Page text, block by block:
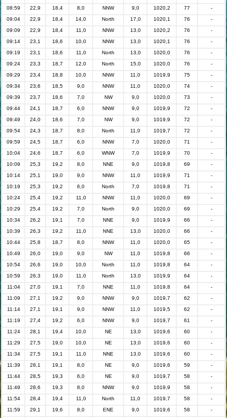
08:59
22,9 18,4 8,0 NNW 9,0 1020,2 77
-
09:04
22,9 18,4 14,0 North 17,0 1020,1 76
-
09:09
22,9 18,4 11,0 NNW 13,0 1020,2 76
-
09:14
23,1 18,6 10,0 NNW 13,0 1020,1 76
-
09:19
23,1 18,6 11,0 North 13,0 1020,0 76
-
09:24
23,3 18,7 12,0 North 15,0 1020,0 76
-
09:29
23,4 18,8 10,0 NNW 11,0 1019,9 75
-
09:34
23,6 18,5 9,0 NNW 11,0 1020,0 74
-
09:39
23,7 18,6 7,0 NW 9,0 1020,0 73
-
09:44
24,1 18,7 6,0 NNW 9,0 1019,9 72
-
09:49
24,0 18,6 7,0 NW 9,0 1019,9 72
-
09:54
24,3 18,7 8,0 North 11,0 1019,7 72
-
09:59
24,5 18,7 6,0 NNW 7,0 1020,0 71
-
10:04
24,6 18,7 6,0 WNW 7,0 1019,9 70
-
10:09
25,3 19,2 8,0 NNE 9,0 1019,8 69
-
10:14
25,1 19,0 9,0 NNW 11,0 1019,9 71
-
10:19
25,3 19,2 6,0 North 7,0 1019,8 71
-
10:24
25,4 19,2 11,0 NNW 11,0 1020,0 69
-
10:29
25,4 19,2 7,0 North 9,0 1020,0 69
-
10:34
26,2 19,1 7,0 NNE 9,0 1019,9 66
-
10:39
26,3 19,2 11,0 NNE 13,0 1020,0 66
-
10:44
25,8 18,7 8,0 NNW 11,0 1020,0 65
-
10:49
26,0 19,0 9,0 NW 11,0 1019,8 66
-
10:54
26,6 19,0 10,0 North 11,0 1019,8 64
-
10:59
26,3 19,0 11,0 North 13,0 1019,9 64
-
11:04
27,0 19,1 7,0 NNE 11,0 1019,8 64
-
11:09
27,1 19,2 9,0 NNW 9,0 1019,7 62
-
11:14
27,1 19,1 9,0 NNW 11,0 1019,5 62
-
11:19
27,4 19,2 6,0 NNW 9,0 1019,7 61
-
11:24
28,1 19,4 10,0 NE 13,0 1019,6 60
-
11:29
27,5 19,0 10,0 NE 13,0 1019,6 60
-
11:34
27,5 19,1 11,0 NNE 13,0 1019,6 60
-
11:39
28,1 19,1 8,0 NE 9,0 1019,6 59
-
11:44
28,5 19,3 6,0 NE 9,0 1019,7 58
-
11:49
28,6 19,3 8,0 NNW 9,0 1019,9 58
-
11:54
28,4 19,4 11,0 North 11,0 1019,7 58
-
11:59
29,1 19,6 8,0 ENE 9,0 1019,6 58 -